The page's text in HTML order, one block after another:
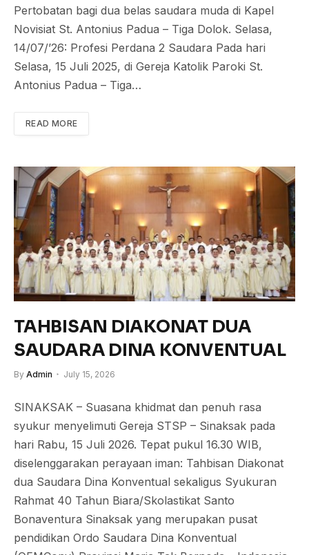
Pertobatan bagi dua belas saudara muda di Kapel
Novisiat St. Antonius Padua – Tiga Dolok. Selasa,
14/07/’26: Profesi Perdana 2 Saudara Pada hari
Selasa, 15 Juli 2025, di Gereja Katolik Paroki St.
Antonius Padua – Tiga…
READ MORE
TAHBISAN DIAKONAT DUA
SAUDARA DINA KONVENTUAL
By Admin July 15, 2026
SINAKSAK – Suasana khidmat dan penuh rasa
syukur menyelimuti Gereja STSP – Sinaksak pada
hari Rabu, 15 Juli 2026. Tepat pukul 16.30 WIB,
diselenggarakan perayaan iman: Tahbisan Diakonat
dua Saudara Dina Konventual sekaligus Syukuran
Rahmat 40 Tahun Biara/Skolastikat Santo
Bonaventura Sinaksak yang merupakan pusat
pendidikan Ordo Saudara Dina Konventual